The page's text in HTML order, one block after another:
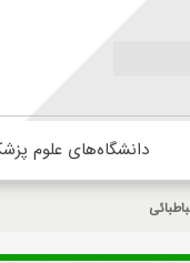
دانشگاه‌های علوم